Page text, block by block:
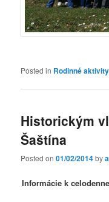
Posted in Rodinné aktivity
Historickým
Šaštína
Posted on01/02/2014by
Informácie k